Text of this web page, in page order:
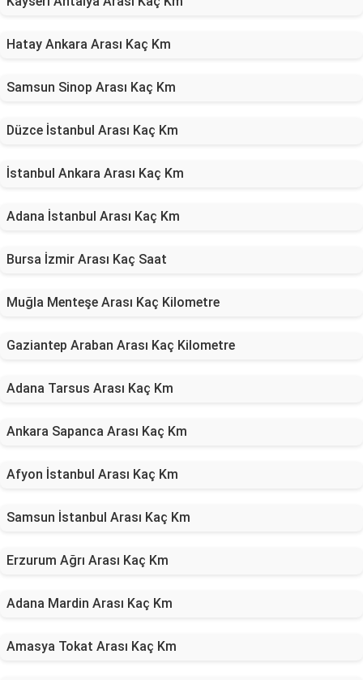
Hatay Ankara Arası Kaç Km
Samsun Sinop Arası Kaç Km
Düzce İstanbul Arası Kaç Km
İstanbul Ankara Arası Kaç Km
Adana İstanbul Arası Kaç Km
Bursa İzmir Arası Kaç Saat
Muğla Menteşe Arası Kaç Kilometre
Gaziantep Araban Arası Kaç Kilometre
Adana Tarsus Arası Kaç Km
Ankara Sapanca Arası Kaç Km
Afyon İstanbul Arası Kaç Km
Samsun İstanbul Arası Kaç Km
Erzurum Ağrı Arası Kaç Km
Adana Mardin Arası Kaç Km
Amasya Tokat Arası Kaç Km